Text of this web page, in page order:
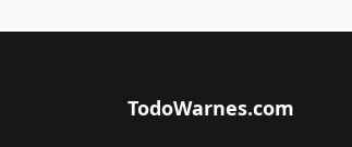
TodoWarnes.com